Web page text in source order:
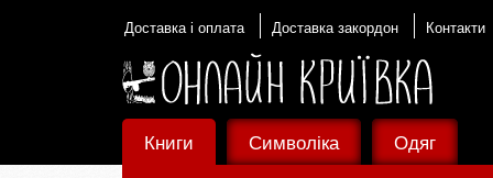
Доставка і оплата Доставка закордон Контакти
Книги Символіка Одяг